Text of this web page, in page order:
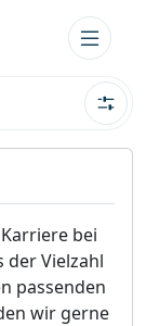
bei
der Vielzahl
passenden
wir gerne